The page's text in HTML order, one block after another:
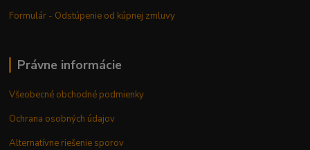
Formulár - Odstúpenie od kúpnej zmluvy
Právne informácie
Všeobecné obchodné podmienky
Ochrana osobných údajov
Alternatívne riešenie sporov